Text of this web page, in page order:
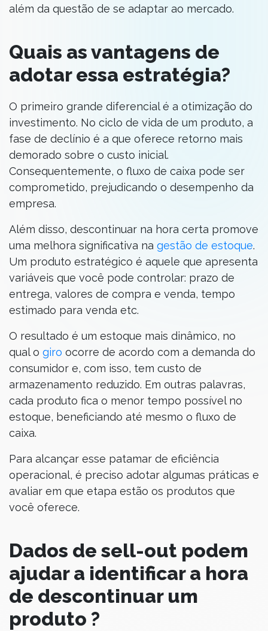
além da questão de se adaptar ao mercado.
Quais as vantagens de
adotar essa estratégia?
O primeiro grande diferencial é a otimização do
investimento. No ciclo de vida de um produto, a
fase de declínio é a que oferece retorno mais
demorado sobre o custo inicial.
Consequentemente, o fluxo de caixa pode ser
comprometido, prejudicando o desempenho da
empresa.
Além disso, descontinuar na hora certa promove
uma melhora significativa na gestão de estoque.
Um produto estratégico é aquele que apresenta
variáveis que você pode controlar: prazo de
entrega, valores de compra e venda, tempo
estimado para venda etc.
O resultado é um estoque mais dinâmico, no
qual o giro ocorre de acordo com a demanda do
consumidor e, com isso, tem custo de
armazenamento reduzido. Em outras palavras,
cada produto fica o menor tempo possível no
estoque, beneficiando até mesmo o fluxo de
caixa.
Para alcançar esse patamar de eficiência
operacional, é preciso adotar algumas práticas e
avaliar em que etapa estão os produtos que
você oferece.
Dados de sell-out podem
ajudar a identificar a hora
de descontinuar um
produto ?